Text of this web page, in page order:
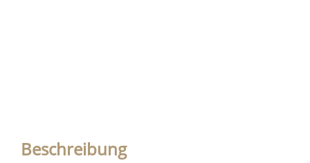
Beschreibung